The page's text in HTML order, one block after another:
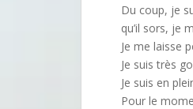
Du coup, je
qu’il sors, je
Je me laisse
Je suis très
Je suis en
Pour le